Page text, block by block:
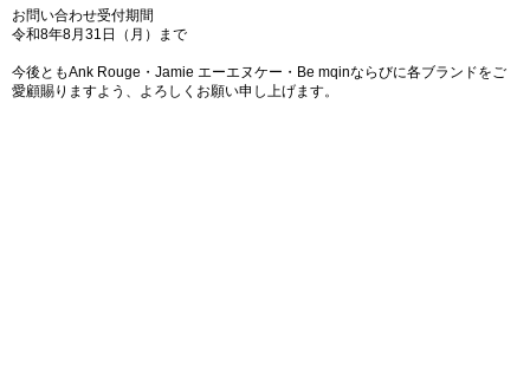
お問い合わせ受付期間
令和8年8月31日（月）まで
今後ともAnk Rouge・Jamie エーエヌケー・Be mqinならびに各ブランドをご
愛顧賜りますよう、よろしくお願い申し上げます。